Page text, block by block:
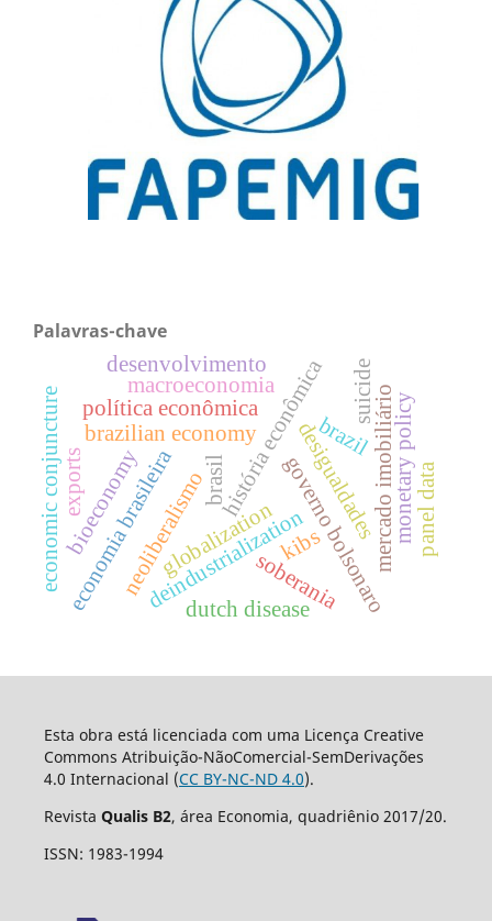
Palavras-chave
governo bolsonaro
história econômica
economia brasileiradeindustrialization
globalization
brazilian economy
política econômica
neoliberalismo desigualdades
soberania
brasil
macroeconomia mercado imobiliário
desenvolvimento
bioeconomy
dutch disease
brazil
suicide
economic conjuncture monetary policy
exports panel data
kibs
Esta obra está licenciada com uma Licença Creative
Commons Atribuição-NãoComercial-SemDerivações
4.0 Internacional (CC BY-NC-ND 4.0).
Revista Qualis B2, área Economia, quadriênio 2017/20.
ISSN: 1983-1994